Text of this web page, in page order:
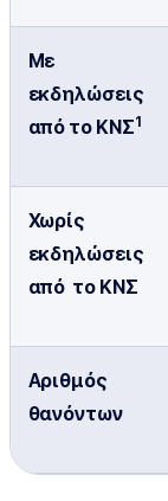
Με
εκδηλώσεις
από το ΚΝΣ1
Χωρίς
εκδηλώσεις
από το ΚΝΣ
Αριθμός
θανόντων